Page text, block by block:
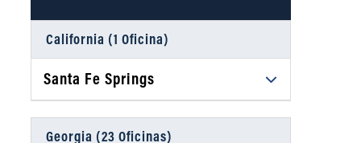
California (1 Oficina)
Santa Fe Springs
Daniel Ahart Tax Service®
12634 Imperial Hwy, Suite A102
Georgia (23 Oficinas)